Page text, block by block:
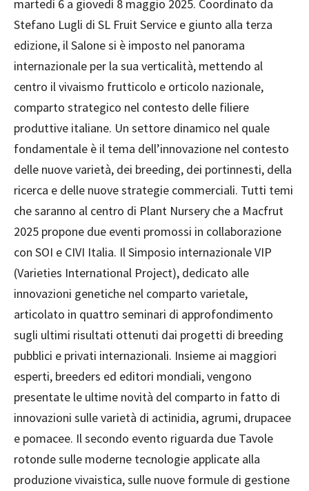
martedì 6 a giovedì 8 maggio 2025. Coordinato da
Stefano Lugli di SL Fruit Service e giunto alla terza
edizione, il Salone si è imposto nel panorama
internazionale per la sua verticalità, mettendo al
centro il vivaismo frutticolo e orticolo nazionale,
comparto strategico nel contesto delle filiere
produttive italiane. Un settore dinamico nel quale
fondamentale è il tema dell’innovazione nel contesto
delle nuove varietà, dei breeding, dei portinnesti, della
ricerca e delle nuove strategie commerciali. Tutti temi
che saranno al centro di Plant Nursery che a Macfrut
2025 propone due eventi promossi in collaborazione
con SOI e CIVI Italia. Il Simposio internazionale VIP
(Varieties International Project), dedicato alle
innovazioni genetiche nel comparto varietale,
articolato in quattro seminari di approfondimento
sugli ultimi risultati ottenuti dai progetti di breeding
pubblici e privati internazionali. Insieme ai maggiori
esperti, breeders ed editori mondiali, vengono
presentate le ultime novità del comparto in fatto di
innovazioni sulle varietà di actinidia, agrumi, drupacee
e pomacee. Il secondo evento riguarda due Tavole
rotonde sulle moderne tecnologie applicate alla
produzione vivaistica, sulle nuove formule di gestione